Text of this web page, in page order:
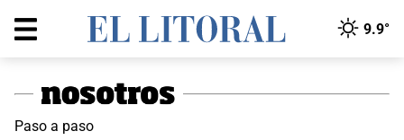
9.9°
Paso a paso